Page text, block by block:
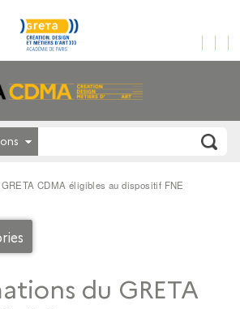
CDMA éligibles au dispositif FNE
du GRETA